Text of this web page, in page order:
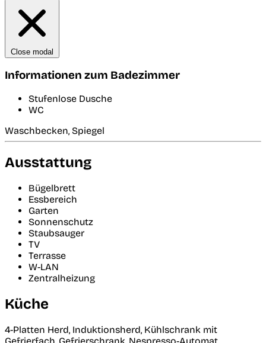
Close modal
Informationen zum Badezimmer
Stufenlose Dusche
WC
Waschbecken, Spiegel
Ausstattung
Bügelbrett
Essbereich
Garten
Sonnenschutz
Staubsauger
TV
Terrasse
W-LAN
Zentralheizung
Küche
4-Platten Herd, Induktionsherd, Kühlschrank mit
Gefrierfach, Gefrierschrank, Nespresso-Automat